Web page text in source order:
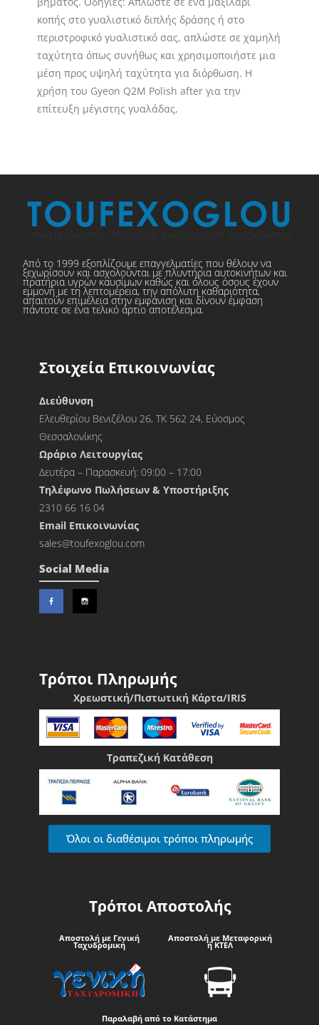
κοπής στο γυαλιστικό διπλής δράσης ή στο
περιστροφικό γυαλιστικό σας, απλώστε σε χαμηλή
ταχύτητα όπως συνήθως και χρησιμοποιήστε μια
μέση προς υψηλή ταχύτητα για διόρθωση. Η
χρήση του Gyeon Q2M Polish after για την
επίτευξη μέγιστης γυαλάδας,
Από το 1999 εξοπλίζουμε επαγγελματίες που θέλουν να
ξεχωρίσουν και ασχολούνται με πλυντήρια αυτοκινήτων και
πρατήρια υγρών καυσίμων καθώς και όλους όσους έχουν
εμμονή με τη λεπτομέρεια, την απόλυτη καθαριότητα,
απαιτούν επιμέλεια στην εμφάνιση και δίνουν έμφαση
πάντοτε σε ένα τελικό άρτιο αποτέλεσμα.
Στοιχεία Επικοινωνίας
Διεύθυνση
Ελευθερίου Βενιζέλου 26, ΤΚ 562 24, Εύοσμος
Θεσσαλονίκης
Ωράριο Λειτουργίας
Δευτέρα – Παρασκευή: 09:00 – 17:00
Τηλέφωνο Πωλήσεων & Υποστήριξης
2310 66 16 04
Εmail Επικοινωνίας
sales@toufexoglou.com
Social Media
Τρόποι Πληρωμής
Χρεωστική/Πιστωτική Κάρτα/IRIS
Τραπεζική Κατάθεση
Όλοι οι διαθέσιμοι τρόποι πληρωμής
Τρόποι Αποστολής
Αποστολή με Γενική
Ταχυδρομική
Αποστολή με Μεταφορική
ή ΚΤΕΛ
Παραλαβή από το Κατάστημα